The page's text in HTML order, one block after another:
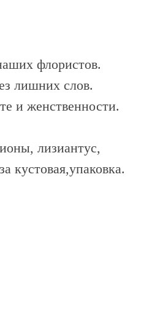
флористов.
лишних слов.
и женственности.
лизиантус,
кустовая,упаковка.